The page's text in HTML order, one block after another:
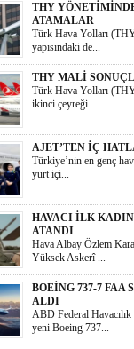
THY
ATAMALAR
Türk Hava Yolları
yapısındaki de...
THY MALİ
Türk Hava Yolları
ikinci çeyreği...
AJET’TEN İÇ
Türkiye’nin en genç
yurt içi...
HAVACI İLK
ATANDI
Hava Albay Özlem
Yüksek Askerî ...
BOEİNG 737-7 FAA
ALDI
ABD Federal
yeni Boeing 737...